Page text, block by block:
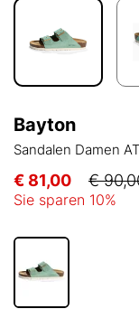
Bayton
Sandalen Damen
€ 81,00 €
Sie sparen 10%